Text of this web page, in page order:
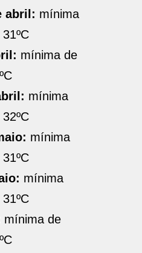
abril: mínima
mínima de
mínima
mínima
mínima
mínima de